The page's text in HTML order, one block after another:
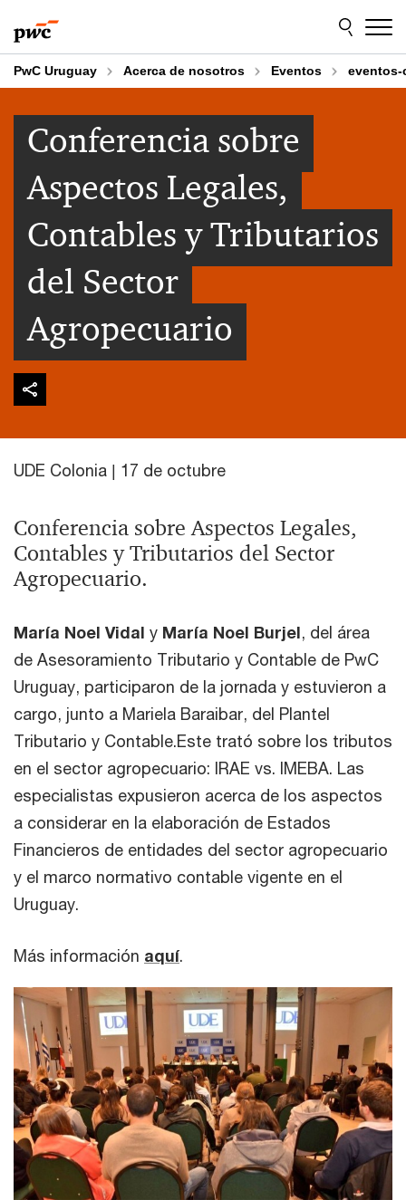
to
content
to
footer
PwC Uruguay Acerca de nosotros Eventos
Conferencia sobre
Aspectos Legales,
Contables y Tributarios
del Sector
Agropecuario
UDE Colonia | 17 de octubre
Conferencia sobre Aspectos Legales,
Contables y Tributarios del Sector
Agropecuario.
María Noel Vidal y María Noel Burjel, del área
de Asesoramiento Tributario y Contable de PwC
Uruguay, participaron de la jornada y estuvieron a
cargo, junto a Mariela Baraibar, del Plantel
Tributario y Contable.Este trató sobre los tributos
en el sector agropecuario: IRAE vs. IMEBA. Las
especialistas expusieron acerca de los aspectos
a considerar en la elaboración de Estados
Financieros de entidades del sector agropecuario
y el marco normativo contable vigente en el
Uruguay.
Más información aquí.